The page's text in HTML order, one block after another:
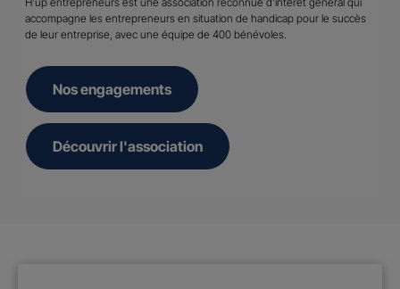
accompagne les entrepreneurs en situation de handicap pour le succès
de leur entreprise, avec une équipe de 400 bénévoles.
Nos engagements
Découvrir l'association